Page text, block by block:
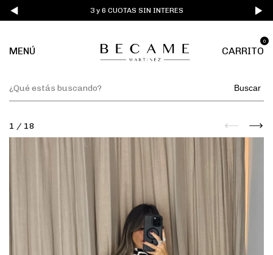
3 y 6 CUOTAS SIN INTERES
MENÚ CARRITO
0
Buscar
1 / 18